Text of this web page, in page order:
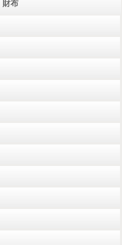
財布